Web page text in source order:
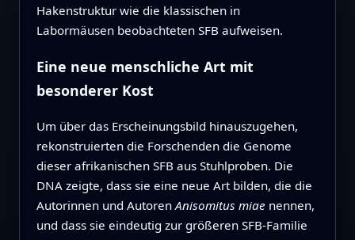
Hakenstruktur wie die klassischen in
Labormäusen beobachteten SFB aufweisen.
Eine neue menschliche Art mit
besonderer Kost
Um über das Erscheinungsbild hinauszugehen,
rekonstruierten die Forschenden die Genome
dieser afrikanischen SFB aus Stuhlproben. Die
DNA zeigte, dass sie eine neue Art bilden, die die
Autorinnen und Autoren Anisomitus miae nennen,
und dass sie eindeutig zur größeren SFB‑Familie